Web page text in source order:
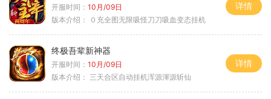
开服时间： 10月/09日
版本介绍：
０充全图无限吸怪刀刀吸血变态挂机
详情
终极吾辈新神器
开服时间： 10月/09日
版本介绍： 三天合区自动挂机浑源渾源斩仙
详情